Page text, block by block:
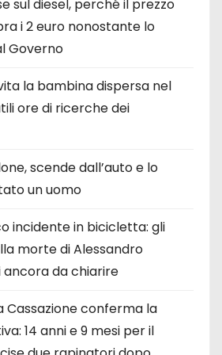
sul diesel, perché il prezzo
i 2 euro nonostante lo
Governo
la bambina dispersa nel
ore di ricerche dei
scende dall’auto e lo
un uomo
incidente in bicicletta: gli
morte di Alessandro
ancora da chiarire
Cassazione conferma la
14 anni e 9 mesi per il